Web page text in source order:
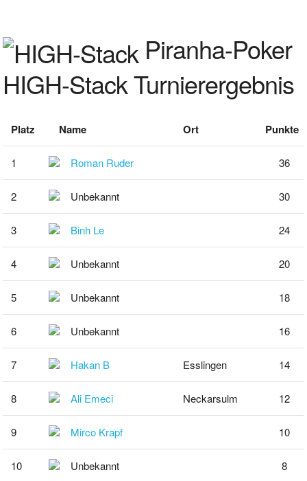
Piranha-Poker
HIGH-Stack Turnierergebnis
Platz Name Ort Punkte
1 Roman Ruder 36
2 Unbekannt 30
3 Binh Le 24
4 Unbekannt 20
5 Unbekannt 18
6 Unbekannt 16
7 Hakan B Esslingen 14
8 Ali Emeci Neckarsulm 12
9 Mirco Krapf 10
10 Unbekannt 8